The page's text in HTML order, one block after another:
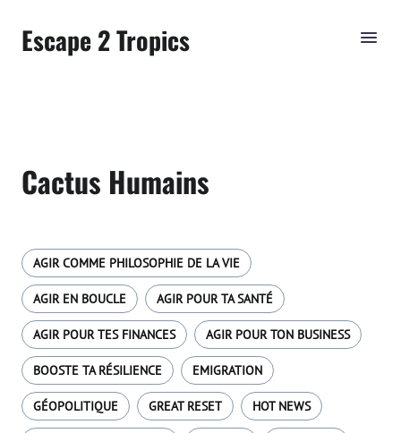
Escape 2 Tropics
Cactus Humains
AGIR COMME PHILOSOPHIE DE LA VIE
AGIR EN BOUCLE AGIR POUR TA SANTÉ
AGIR POUR TES FINANCES AGIR POUR TON BUSINESS
BOOSTE TA RÉSILIENCE EMIGRATION
GÉOPOLITIQUE GREAT RESET HOT NEWS